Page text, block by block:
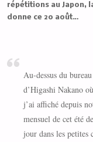
répétitions au Japon,
donne ce 20 août…
Au-dessus du
d’Higashi Nakano
j’ai affiché depuis
mensuel de cet été
jour dans les petites